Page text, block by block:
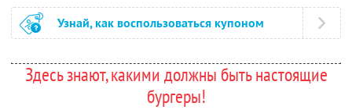
Узнай, как воспользоваться купоном
Здесь знают, какими должны быть настоящие
бургеры!